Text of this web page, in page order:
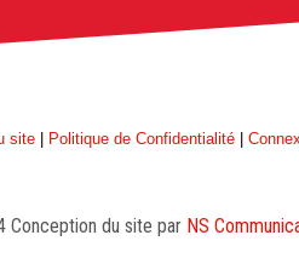
site| Politique de Confidentialité |
Conception du site par NS